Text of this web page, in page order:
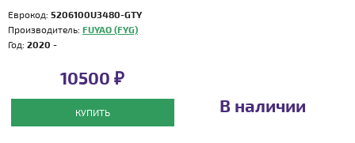
Еврокод: 5206100U3480-GTY
Производитель: FUYAO (FYG)
Год: 2020 -
10500 ₽
КУПИТЬ В наличии